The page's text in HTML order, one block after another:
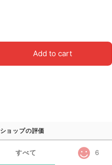
Add to cart
ショップの評価
すべて 6